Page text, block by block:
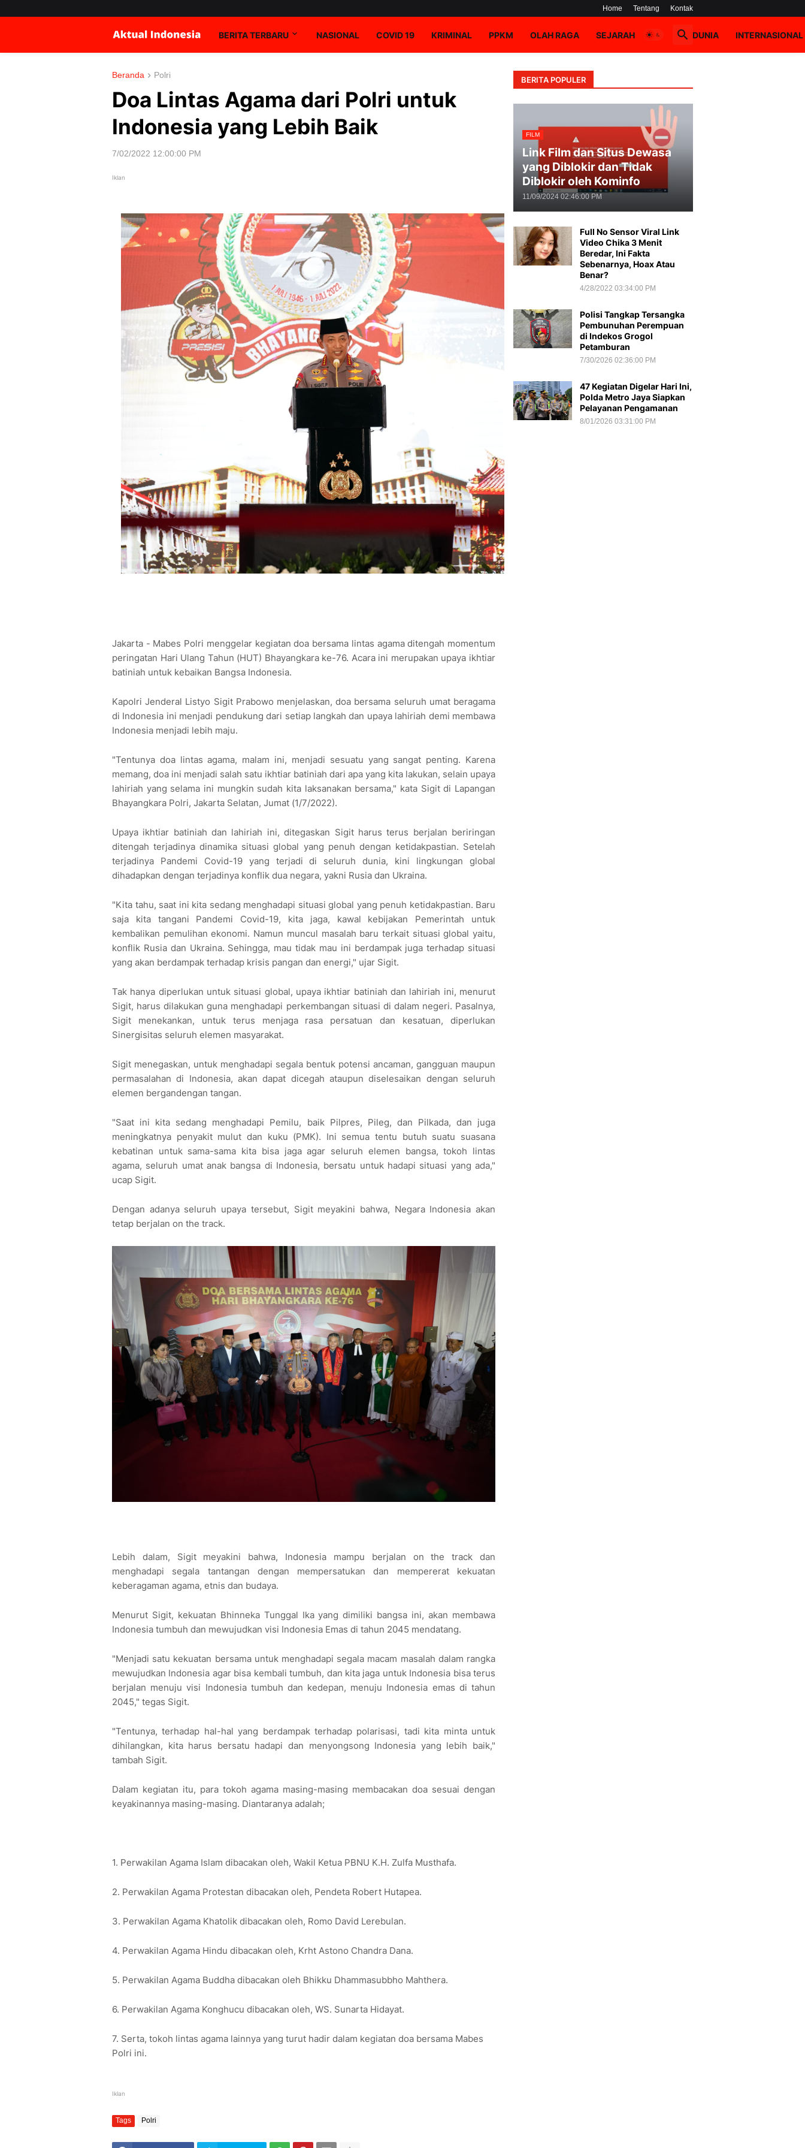
Home Tentang Kontak
BERITA TERBARU NASIONAL COVID 19 KRIMINAL PPKM OLAH RAGA SEJARAH HOAX DUNIA INTERNASIONAL
Beranda Polri
Doa Lintas Agama dari Polri untuk
Indonesia yang Lebih Baik
7/02/2022 12:00:00 PM
Iklan
Jakarta - Mabes Polri menggelar kegiatan doa bersama lintas agama ditengah momentum
peringatan Hari Ulang Tahun (HUT) Bhayangkara ke-76. Acara ini merupakan upaya ikhtiar
batiniah untuk kebaikan Bangsa Indonesia.
Kapolri Jenderal Listyo Sigit Prabowo menjelaskan, doa bersama seluruh umat beragama
di Indonesia ini menjadi pendukung dari setiap langkah dan upaya lahiriah demi membawa
Indonesia menjadi lebih maju.
"Tentunya doa lintas agama, malam ini, menjadi sesuatu yang sangat penting. Karena
memang, doa ini menjadi salah satu ikhtiar batiniah dari apa yang kita lakukan, selain upaya
lahiriah yang selama ini mungkin sudah kita laksanakan bersama," kata Sigit di Lapangan
Bhayangkara Polri, Jakarta Selatan, Jumat (1/7/2022).
Upaya ikhtiar batiniah dan lahiriah ini, ditegaskan Sigit harus terus berjalan beriringan
ditengah terjadinya dinamika situasi global yang penuh dengan ketidakpastian. Setelah
terjadinya Pandemi Covid-19 yang terjadi di seluruh dunia, kini lingkungan global
dihadapkan dengan terjadinya konflik dua negara, yakni Rusia dan Ukraina.
"Kita tahu, saat ini kita sedang menghadapi situasi global yang penuh ketidakpastian. Baru
saja kita tangani Pandemi Covid-19, kita jaga, kawal kebijakan Pemerintah untuk
kembalikan pemulihan ekonomi. Namun muncul masalah baru terkait situasi global yaitu,
konflik Rusia dan Ukraina. Sehingga, mau tidak mau ini berdampak juga terhadap situasi
yang akan berdampak terhadap krisis pangan dan energi," ujar Sigit.
Tak hanya diperlukan untuk situasi global, upaya ikhtiar batiniah dan lahiriah ini, menurut
Sigit, harus dilakukan guna menghadapi perkembangan situasi di dalam negeri. Pasalnya,
Sigit menekankan, untuk terus menjaga rasa persatuan dan kesatuan, diperlukan
Sinergisitas seluruh elemen masyarakat.
Sigit menegaskan, untuk menghadapi segala bentuk potensi ancaman, gangguan maupun
permasalahan di Indonesia, akan dapat dicegah ataupun diselesaikan dengan seluruh
elemen bergandengan tangan.
"Saat ini kita sedang menghadapi Pemilu, baik Pilpres, Pileg, dan Pilkada, dan juga
meningkatnya penyakit mulut dan kuku (PMK). Ini semua tentu butuh suatu suasana
kebatinan untuk sama-sama kita bisa jaga agar seluruh elemen bangsa, tokoh lintas
agama, seluruh umat anak bangsa di Indonesia, bersatu untuk hadapi situasi yang ada,"
ucap Sigit.
Dengan adanya seluruh upaya tersebut, Sigit meyakini bahwa, Negara Indonesia akan
tetap berjalan on the track.
Lebih dalam, Sigit meyakini bahwa, Indonesia mampu berjalan on the track dan
menghadapi segala tantangan dengan mempersatukan dan mempererat kekuatan
keberagaman agama, etnis dan budaya.
Menurut Sigit, kekuatan Bhinneka Tunggal Ika yang dimiliki bangsa ini, akan membawa
Indonesia tumbuh dan mewujudkan visi Indonesia Emas di tahun 2045 mendatang.
"Menjadi satu kekuatan bersama untuk menghadapi segala macam masalah dalam rangka
mewujudkan Indonesia agar bisa kembali tumbuh, dan kita jaga untuk Indonesia bisa terus
berjalan menuju visi Indonesia tumbuh dan kedepan, menuju Indonesia emas di tahun
2045," tegas Sigit.
"Tentunya, terhadap hal-hal yang berdampak terhadap polarisasi, tadi kita minta untuk
dihilangkan, kita harus bersatu hadapi dan menyongsong Indonesia yang lebih baik,"
tambah Sigit.
Dalam kegiatan itu, para tokoh agama masing-masing membacakan doa sesuai dengan
keyakinannya masing-masing. Diantaranya adalah;
1. Perwakilan Agama Islam dibacakan oleh, Wakil Ketua PBNU K.H. Zulfa Musthafa.
2. Perwakilan Agama Protestan dibacakan oleh, Pendeta Robert Hutapea.
3. Perwakilan Agama Khatolik dibacakan oleh, Romo David Lerebulan.
4. Perwakilan Agama Hindu dibacakan oleh, Krht Astono Chandra Dana.
5. Perwakilan Agama Buddha dibacakan oleh Bhikku Dhammasubbho Mahthera.
6. Perwakilan Agama Konghucu dibacakan oleh, WS. Sunarta Hidayat.
7. Serta, tokoh lintas agama lainnya yang turut hadir dalam kegiatan doa bersama Mabes
Polri ini.
Iklan
Tags Polri
BERITA POPULER
FILM
Link Film dan Situs Dewasa
yang Diblokir dan Tidak
Diblokir oleh Kominfo
11/09/2024 02:46:00 PM
Full No Sensor Viral Link
Video Chika 3 Menit
Beredar, Ini Fakta
Sebenarnya, Hoax Atau
Benar?
4/28/2022 03:34:00 PM
Polisi Tangkap Tersangka
Pembunuhan Perempuan
di Indekos Grogol
Petamburan
7/30/2026 02:36:00 PM
47 Kegiatan Digelar Hari Ini,
Polda Metro Jaya Siapkan
Pelayanan Pengamanan
8/01/2026 03:31:00 PM